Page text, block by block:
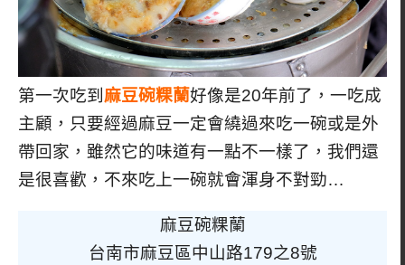
第一次吃到 麻豆碗粿蘭好像是20年前了，一吃成
主顧，只要經過麻豆一定會繞過來吃一碗或是外
帶回家，雖然它的味道有一點不一樣了，我們還
是很喜歡，不來吃上一碗就會渾身不對勁…
麻豆碗粿蘭
台南市麻豆區中山路179之8號